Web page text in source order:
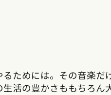
ためには。その音楽だ
活の豊かさももちろん